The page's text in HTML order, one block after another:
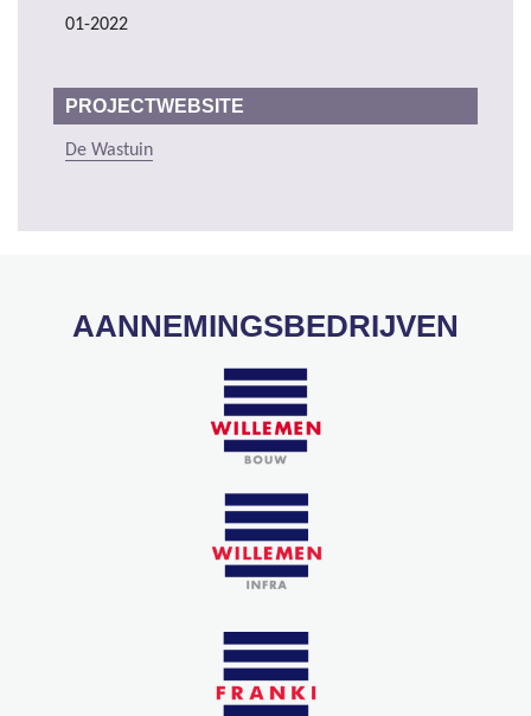
01-2022
PROJECTWEBSITE
De Wastuin
AANNEMINGSBEDRIJVEN